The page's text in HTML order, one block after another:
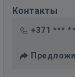
Контакты
+371 ***